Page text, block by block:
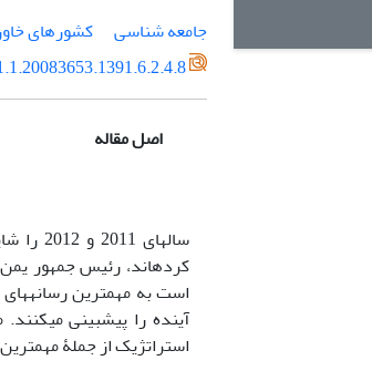
جامعه‏ شناسی
کشورهای
اصل مقاله
کرده‏اند، رئیس جمهور
است به مهم‏ترین
آینده را پیش‏بینی
استراتژیک از جملۀ